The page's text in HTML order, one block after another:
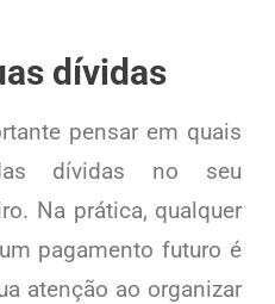
dívidas
pensar em quais
dívidas no seu
Na prática, qualquer
pagamento futuro é
atenção ao organizar